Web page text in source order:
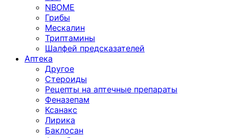
NBOME
Грибы
Мескалин
Триптамины
Шалфей предсказателей
Аптека
Другое
Стероиды
Рецепты на аптечные препараты
Феназепам
Ксанакс
Лирика
Баклосан